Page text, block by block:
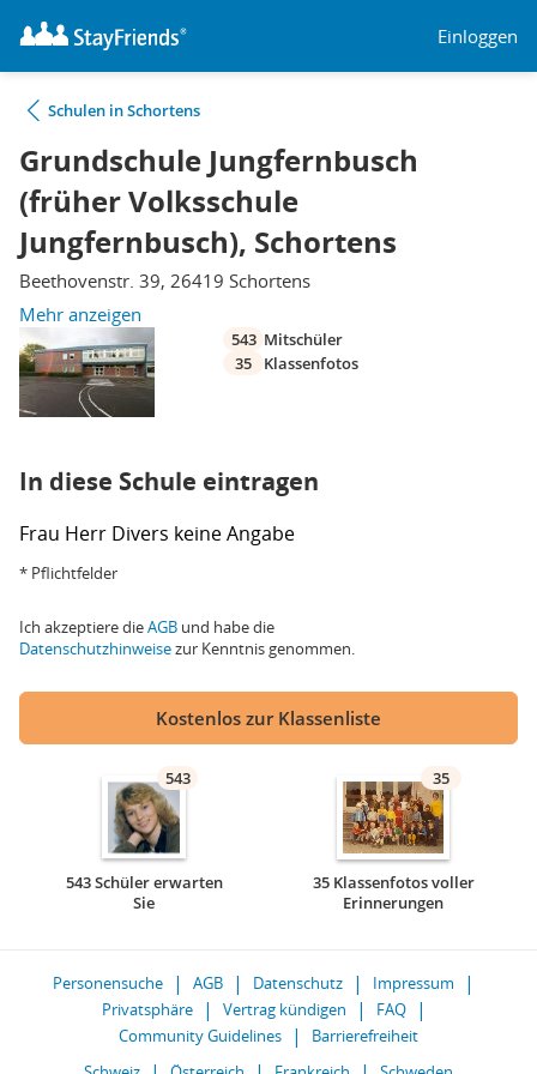
Einloggen
Schulen in Schortens
Grundschule Jungfernbusch
(früher Volksschule
Jungfernbusch), Schortens
Beethovenstr. 39, 26419 Schortens
Mehr anzeigen
543 Mitschüler
35
Klassenfotos
In diese Schule eintragen
Frau Herr Divers keine Angabe
* Pflichtfelder
Ich akzeptiere dieAGB und habe die
Datenschutzhinweisezur Kenntnis genommen.
Kostenlos zur Klassenliste
543
543 Schüler erwarten
Sie
35
35 Klassenfotos voller
Erinnerungen
Personensuche AGB Datenschutz
Impressum
Privatsphäre
Vertrag kündigen
FAQ
Community Guidelines
Barrierefreiheit